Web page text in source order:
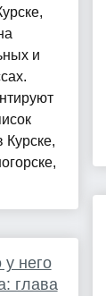
и
Курске,
у него
глава